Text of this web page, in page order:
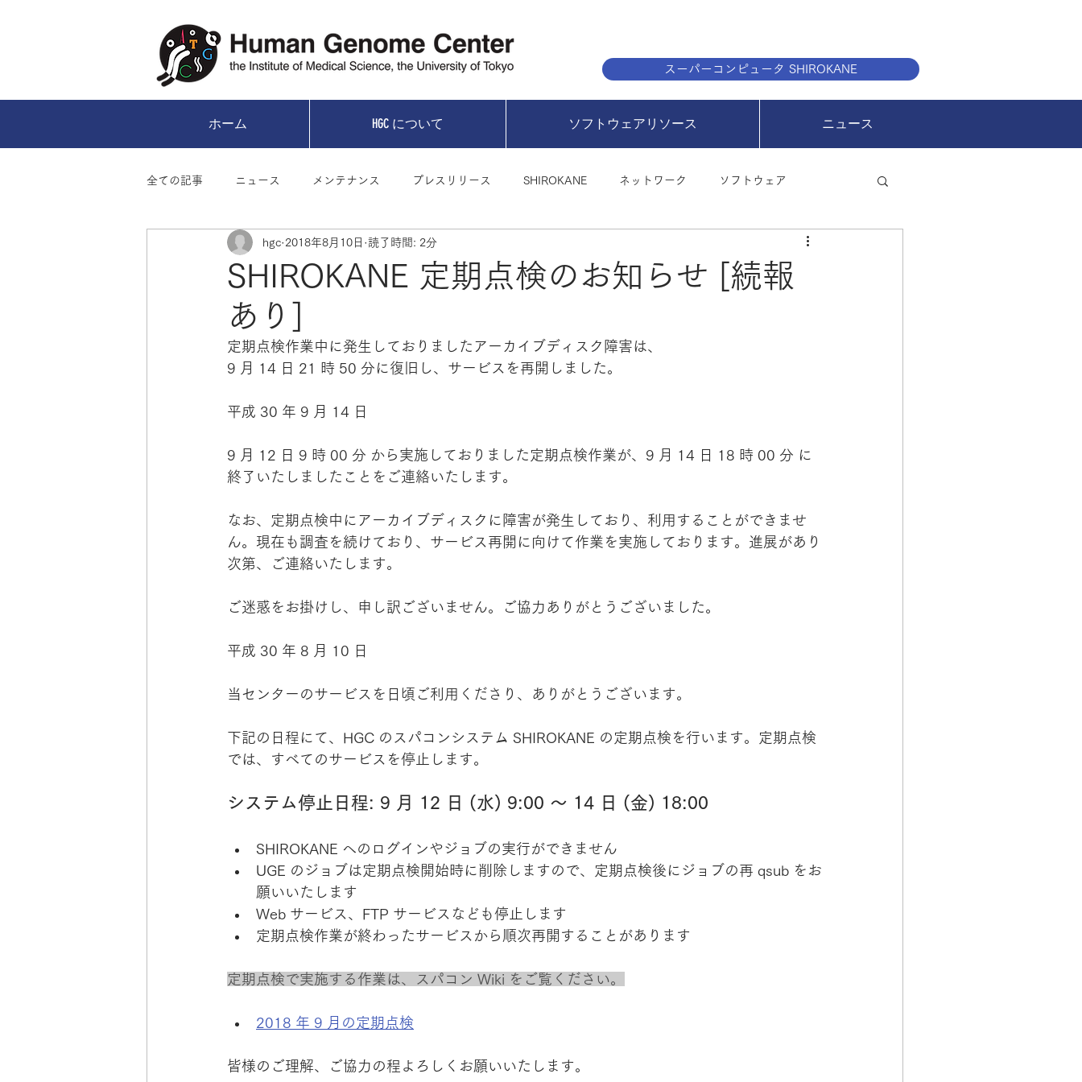
スーパーコンピュータ SHIROKANE
ホーム HGC について ソフトウェアリソース ニュース
全ての記事 ニュース メンテナンス プレスリリース SHIROKANE ネットワーク ソフトウェア
アーカイブ
SHIROKANE 定期点検のお知らせ [続報
あり]
hgc 2018年8月10日 読了時間: 2分
定期点検作業中に発生しておりましたアーカイブディスク障害は、
9 月 14 日 21 時 50 分に復旧し、サービスを再開しました。
平成 30 年 9 月 14 日
9 月 12 日 9 時 00 分 から実施しておりました定期点検作業が、9 月 14 日 18 時 00 分 に
終了いたしましたことをご連絡いたします。
なお、定期点検中にアーカイブディスクに障害が発生しており、利用することができませ
ん。現在も調査を続けており、サービス再開に向けて作業を実施しております。進展があり
次第、ご連絡いたします。
ご迷惑をお掛けし、申し訳ございません。ご協力ありがとうございました。
平成 30 年 8 月 10 日
当センターのサービスを日頃ご利用くださり、ありがとうございます。
下記の日程にて、HGC のスパコンシステム SHIROKANE の定期点検を行います。定期点検
では、すべてのサービスを停止します。
システム停止日程: 9 月 12 日 (水) 9:00 ～ 14 日 (金) 18:00
SHIROKANE へのログインやジョブの実行ができません
UGE のジョブは定期点検開始時に削除しますので、定期点検後にジョブの再 qsub をお
願いいたします
Web サービス、FTP サービスなども停止します
定期点検作業が終わったサービスから順次再開することがあります
定期点検で実施する作業は、スパコン Wiki をご覧ください。
2018 年 9 月の定期点検
皆様のご理解、ご協力の程よろしくお願いいたします。